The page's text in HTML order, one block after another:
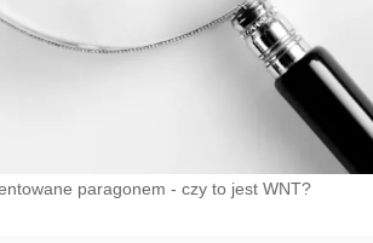
paragonem - czy to jest WNT?